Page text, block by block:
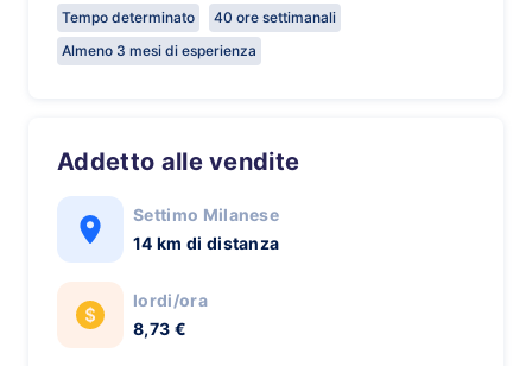
Tempo determinato
40 ore settimanali
Almeno 3 mesi di esperienza
Addetto alle vendite
Settimo Milanese
14 km di distanza
lordi/ora
8,73 €